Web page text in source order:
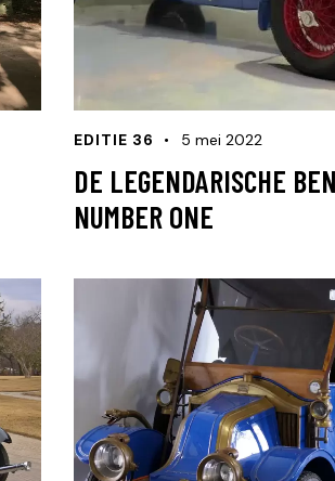
EDITIE 36 5 mei 2022
DE LEGENDARISCHE
NUMBER ONE